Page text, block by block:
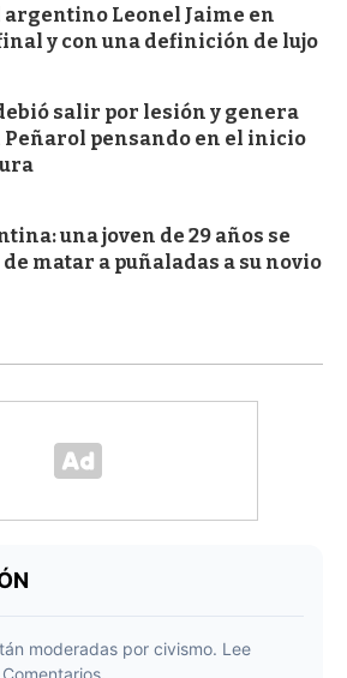
Leonel Jaime en
y con una definición de lujo
salir por lesión y genera
Peñarol pensando en el inicio
una joven de 29 años se
matar a puñaladas a su novio